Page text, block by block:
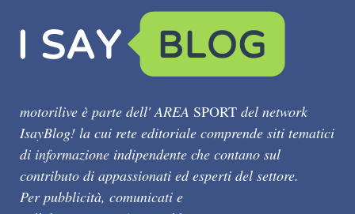
motorilive è parte dell' AREA SPORT del network
IsayBlog! la cui rete editoriale comprende siti tematici
di informazione indipendente che contano sul
contributo di appassionati ed esperti del settore.
Per pubblicità, comunicati e